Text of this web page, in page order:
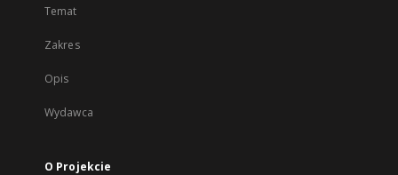
Temat
Zakres
Opis
Wydawca
O Projekcie